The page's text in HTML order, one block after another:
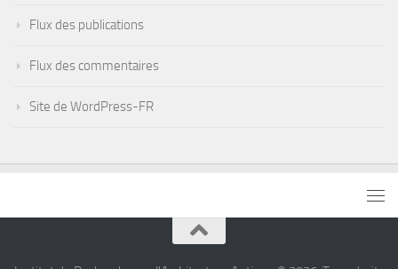
Flux des publications
Flux des commentaires
Site de WordPress-FR